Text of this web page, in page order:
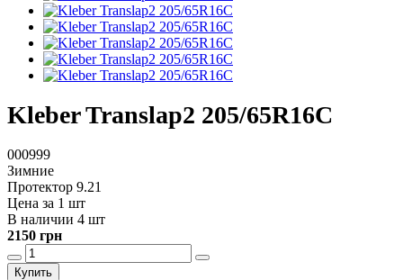
Kleber Translap2 205/65R16C
000999
Зимние
Протектор 9.21
Цена за 1 шт
В наличии 4 шт
2150 грн
Купить